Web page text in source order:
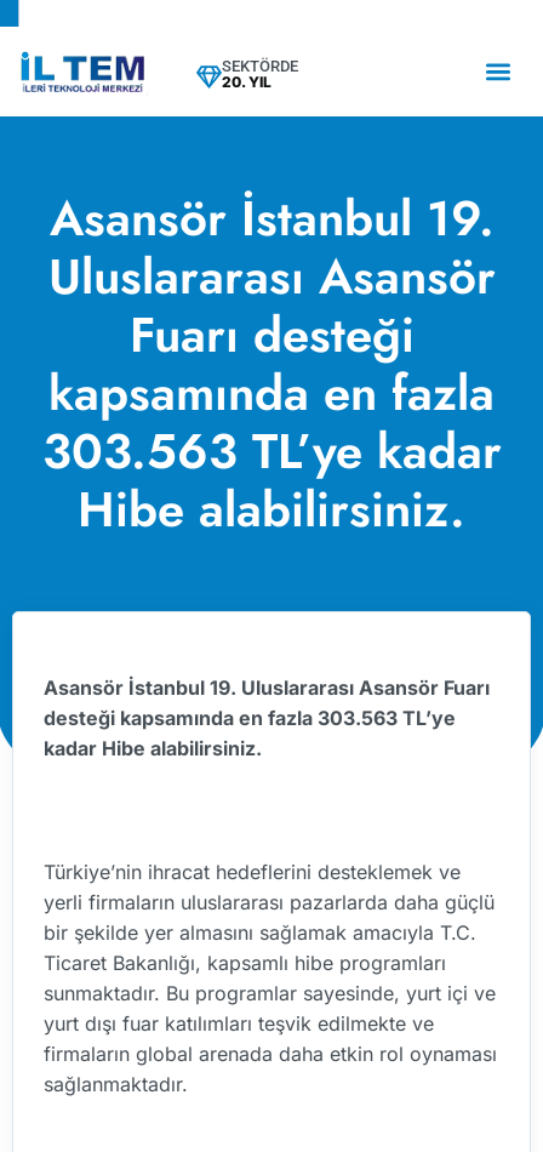
SEKTÖRDE
20. YIL
Asansör İstanbul 19.
Uluslararası Asansör
Fuarı desteği
kapsamında en fazla
303.563 TL’ye kadar
Hibe alabilirsiniz.
Asansör İstanbul 19. Uluslararası Asansör Fuarı
desteği kapsamında en fazla 303.563 TL’ye
kadar Hibe alabilirsiniz.
Türkiye’nin ihracat hedeflerini desteklemek ve
yerli firmaların uluslararası pazarlarda daha güçlü
bir şekilde yer almasını sağlamak amacıyla T.C.
Ticaret Bakanlığı, kapsamlı hibe programları
sunmaktadır. Bu programlar sayesinde, yurt içi ve
yurt dışı fuar katılımları teşvik edilmekte ve
firmaların global arenada daha etkin rol oynaması
sağlanmaktadır.